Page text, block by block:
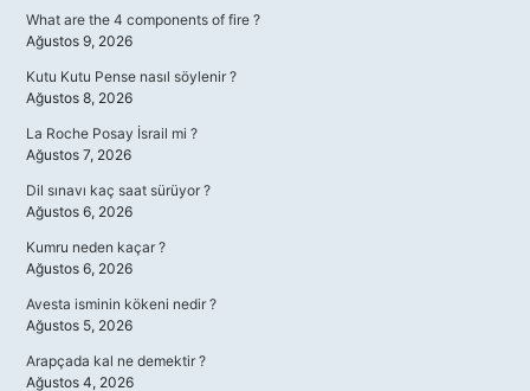
What are the 4 components of fire ?
Ağustos 9, 2026
Kutu Kutu Pense nasıl söylenir ?
Ağustos 8, 2026
La Roche Posay İsrail mi ?
Ağustos 7, 2026
Dil sınavı kaç saat sürüyor ?
Ağustos 6, 2026
Kumru neden kaçar ?
Ağustos 6, 2026
Avesta isminin kökeni nedir ?
Ağustos 5, 2026
Arapçada kal ne demektir ?
Ağustos 4, 2026